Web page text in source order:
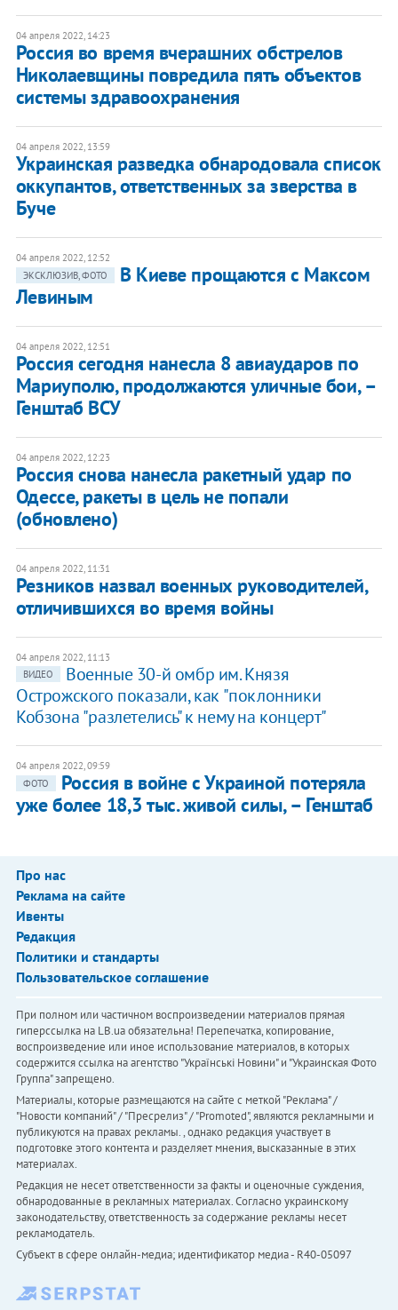
04 апреля 2022, 14:23
Россия во время вчерашних обстрелов
Николаевщины повредила пять объектов
системы здравоохранения
04 апреля 2022, 13:59
Украинская разведка обнародовала список
оккупантов, ответственных за зверства в
Буче
04 апреля 2022, 12:52
ЭКСКЛЮЗИВ, ФОТО
В Киеве прощаются с Максом
Левиным
04 апреля 2022, 12:51
Россия сегодня нанесла 8 авиаударов по
Мариуполю, продолжаются уличные бои, –
Генштаб ВСУ
04 апреля 2022, 12:23
Россия снова нанесла ракетный удар по
Одессе, ракеты в цель не попали
(обновлено)
04 апреля 2022, 11:31
Резников назвал военных руководителей,
отличившихся во время войны
04 апреля 2022, 11:13
ВИДЕО
Военные 30-й омбр им. Князя
Острожского показали, как "поклонники
Кобзона "разлетелись" к нему на концерт"
04 апреля 2022, 09:59
ФОТО
Россия в войне с Украиной потеряла
уже более 18,3 тыс. живой силы, – Генштаб
Про нас
Реклама на сайте
Ивенты
Редакция
Политики и стандарты
Пользовательское соглашение
При полном или частичном воспроизведении материалов прямая
гиперссылка на LB.ua обязательна! Перепечатка, копирование,
воспроизведение или иное использование материалов, в которых
содержится ссылка на агентство "Українськi Новини" и "Украинская Фото
Группа" запрещено.
Материалы, которые размещаются на сайте с меткой "Реклама" /
"Новости компаний" / "Пресрелиз" / "Promoted", являются рекламными и
публикуются на правах рекламы. , однако редакция участвует в
подготовке этого контента и разделяет мнения, высказанные в этих
материалах.
Редакция не несет ответственности за факты и оценочные суждения,
обнародованные в рекламных материалах. Согласно украинскому
законодательству, ответственность за содержание рекламы несет
рекламодатель.
Субъект в сфере онлайн-медиа; идентификатор медиа - R40-05097